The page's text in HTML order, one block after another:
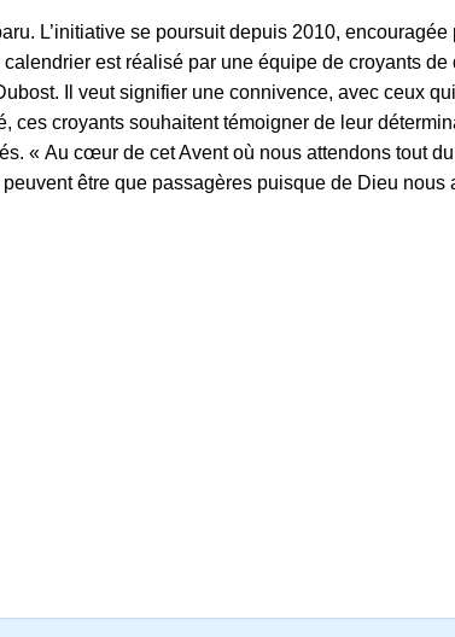
L’initiative se poursuit depuis 2010,
est réalisé par une équipe de croyants
Il veut signifier une connivence, avec ceux
ces croyants souhaitent témoigner de leur
« Au cœur de cet Avent où nous attendons tout
être que passagères puisque de Dieu nous